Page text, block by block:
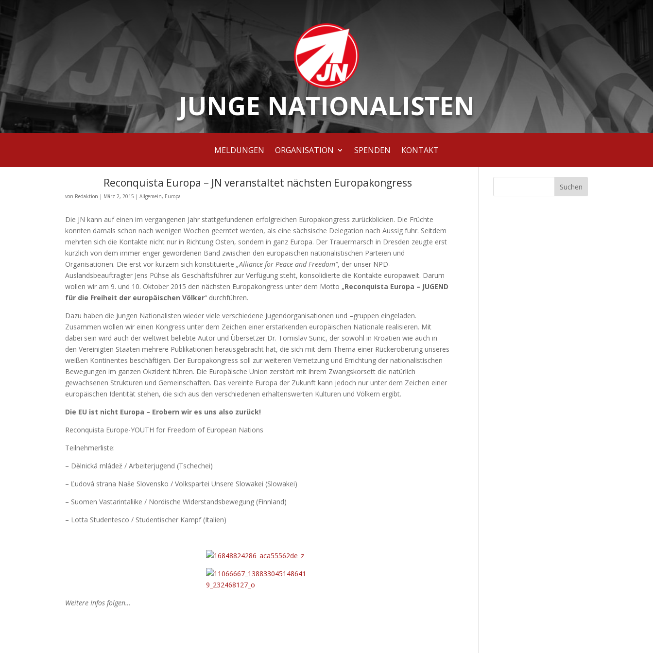
JUNGE NATIONALISTEN
MELDUNGEN ORGANISATION SPENDEN KONTAKT
Reconquista Europa – JN veranstaltet nächsten Europakongress
von Redaktion | März 2, 2015 |Allgemein, Europa
Die JN kann auf einen im vergangenen Jahr stattgefundenen erfolgreichen Europakongress zurückblicken. Die Früchte
konnten damals schon nach wenigen Wochen geerntet werden, als eine sächsische Delegation nach Aussig fuhr. Seitdem
mehrten sich die Kontakte nicht nur in Richtung Osten, sondern in ganz Europa. Der Trauermarsch in Dresden zeugte erst
kürzlich von dem immer enger gewordenen Band zwischen den europäischen nationalistischen Parteien und
Organisationen. Die erst vor kurzem sich konstituierte„Alliance for Peace and Freedom“, der unser NPD-
Auslandsbeauftragter Jens Pühse als Geschäftsführer zur Verfügung steht, konsolidierte die Kontakte europaweit. Darum
wollen wir am 9. und 10. Oktober 2015 den nächsten Europakongress unter dem Motto „Reconquista Europa – JUGEND
für die Freiheit der europäischen Völker“ durchführen.
Dazu haben die Jungen Nationalisten wieder viele verschiedene Jugendorganisationen und –gruppen eingeladen.
Zusammen wollen wir einen Kongress unter dem Zeichen einer erstarkenden europäischen Nationale realisieren. Mit
dabei sein wird auch der weltweit beliebte Autor und Übersetzer Dr. Tomislav Sunic, der sowohl in Kroatien wie auch in
den Vereinigten Staaten mehrere Publikationen herausgebracht hat, die sich mit dem Thema einer Rückeroberung unseres
weißen Kontinentes beschäftigen. Der Europakongress soll zur weiteren Vernetzung und Errichtung der nationalistischen
Bewegungen im ganzen Okzident führen. Die Europäische Union zerstört mit ihrem Zwangskorsett die natürlich
gewachsenen Strukturen und Gemeinschaften. Das vereinte Europa der Zukunft kann jedoch nur unter dem Zeichen einer
europäischen Identität stehen, die sich aus den verschiedenen erhaltenswerten Kulturen und Völkern ergibt.
Die EU ist nicht Europa – Erobern wir es uns also zurück!
Reconquista Europe-YOUTH for Freedom of European Nations
Teilnehmerliste:
– Dělnická mládež / Arbeiterjugend (Tschechei)
– Ľudová strana Naše Slovensko / Volkspartei Unsere Slowakei (Slowakei)
– Suomen Vastarintaliike / Nordische Widerstandsbewegung (Finnland)
– Lotta Studentesco / Studentischer Kampf (Italien)
Weitere Infos folgen…